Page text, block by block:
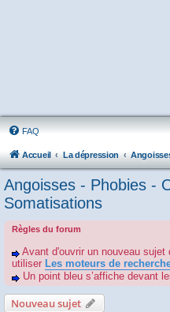
FAQ
Accueil La dépression
Angoisses - Phobies -
Somatisations
Règles du forum
Avant d'ouvrir un nouveau
utiliser Les moteurs de
Un point bleu s’affiche devant
Nouveau sujet